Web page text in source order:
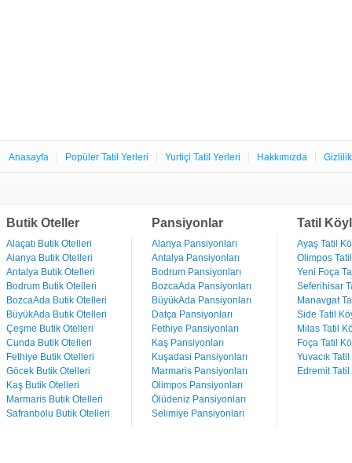
Anasayfa Popüler Tatil Yerleri Yurtiçi Tatil Yerleri Hakkımızda
Butik Oteller
Alaçatı Butik Otelleri
Alanya Butik Otelleri
Antalya Butik Otelleri
Bodrum Butik Otelleri
BozcaAda Butik Otelleri
BüyükAda Butik Otelleri
Çeşme Butik Otelleri
Cunda Butik Otelleri
Fethiye Butik Otelleri
Göcek Butik Otelleri
Kaş Butik Otelleri
Marmaris Butik Otelleri
Safranbolu Butik Otelleri
Pansiyonlar
Alanya Pansiyonları
Antalya Pansiyonları
Bodrum Pansiyonları
BozcaAda Pansiyonları
BüyükAda Pansiyonları
Datça Pansiyonları
Fethiye Pansiyonları
Kaş Pansiyonları
Kuşadasi Pansiyonları
Marmaris Pansiyonları
Olimpos Pansiyonları
Ölüdeniz Pansiyonları
Selimiye Pansiyonları
Tatil
Ayaş Tatil
Olimpos
Yeni Foça
Seferihisar
Manavgat
Side Tatil
Milas Tatil
Foça Tatil
Yuvacık
Edremit